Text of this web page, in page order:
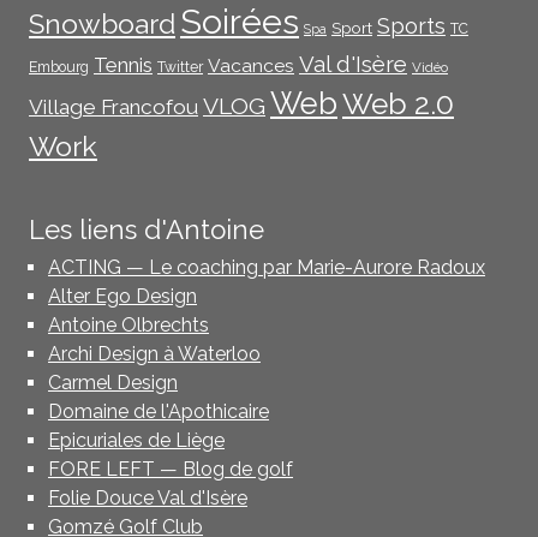
Snowboard Soirées Spa Sport Sports TC
Embourg Tennis Twitter Vacances Val d'Isère Vidéo
Village Francofou VLOG WebWeb 2.0
Work
Les liens d'Antoine
ACTING — Le coaching par Marie-Aurore Radoux
Alter Ego Design
Antoine Olbrechts
Archi Design à Waterloo
Carmel Design
Domaine de l'Apothicaire
Epicuriales de Liège
FORE LEFT — Blog de golf
Folie Douce Val d'Isère
Gomzé Golf Club